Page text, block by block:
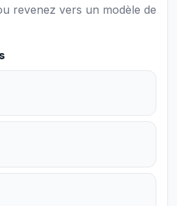
revenez vers un modèle de